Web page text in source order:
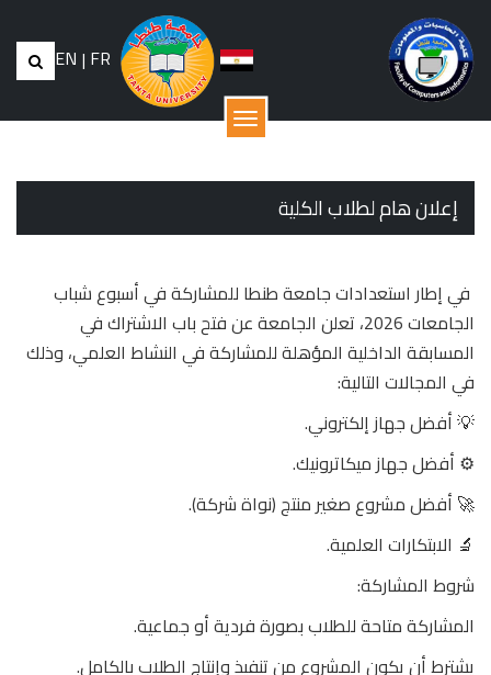
EN | FR
القائمة
إعلان هام لطلاب الكلية
في إطار استعدادات جامعة طنطا للمشاركة في أسبوع شباب
الجامعات 2026، تعلن الجامعة عن فتح باب الاشتراك في
المسابقة الداخلية المؤهلة للمشاركة في النشاط العلمي، وذلك
في المجالات التالية:
💡 أفضل جهاز إلكتروني.
⚙️ أفضل جهاز ميكاترونيك.
🚀 أفضل مشروع صغير منتج (نواة شركة).
🔬 الابتكارات العلمية.
شروط المشاركة:
المشاركة متاحة للطلاب بصورة فردية أو جماعية.
يشترط أن يكون المشروع من تنفيذ وإنتاج الطلاب بالكامل.